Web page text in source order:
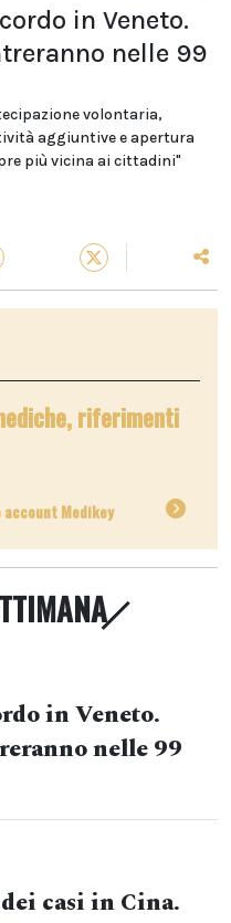
in Veneto.
nelle 99
volontaria,
aggiuntive e apertura
più vicina ai cittadini"
riferimenti
Medikey
in Veneto.
nelle 99
casi in Cina.